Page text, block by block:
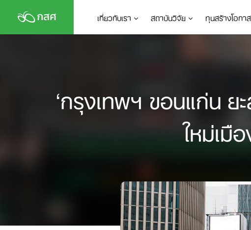
content
เกี่ยวกับเรา สถาบันวิจัย ทุนสร้างโอกาส
‘กรุงเทพฯ ขอนแก่น ย
ใหม่เมื